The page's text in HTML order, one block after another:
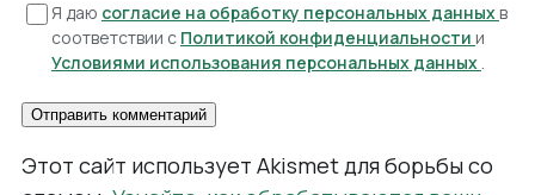
Я даю согласие на обработку персональных данных в
соответствии с Политикой конфиденциальности и
Условиями использования персональных данных .
Этот сайт использует Akismet для борьбы со